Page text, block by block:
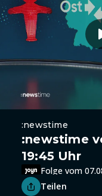
:newstime
:newstime
19:45 Uhr
Folge vom
Teilen